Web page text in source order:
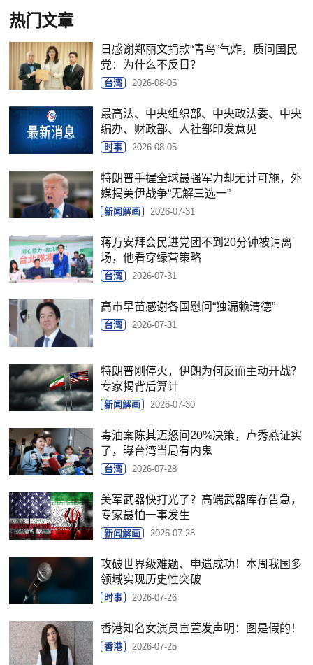
热门文章
日感谢郑丽文捐款“青鸟”气炸，质问国民
党：为什么不反日？
台湾 2026-08-05
最高法、中央组织部、中央政法委、中央
编办、财政部、人社部印发意见
时事 2026-08-05
特朗普手握全球最强军力却无计可施，外
媒揭美伊战争“无解三选一”
新闻解画 2026-07-31
蒋万安拜会民进党团不到20分钟被请离
场，他看穿绿营策略
台湾 2026-07-31
高市早苗感谢各国慰问“独漏赖清德”
台湾 2026-07-31
特朗普刚停火，伊朗为何反而主动开战？
专家揭背后算计
新闻解画 2026-07-30
毒油案陈其迈怒问20%决策，卢秀燕证实
了，曝台湾当局有内鬼
台湾 2026-07-28
美军武器快打光了？高端武器库存告急，
专家最怕一事发生
新闻解画 2026-07-28
攻破世界级难题、申遗成功！本周我国多
领域实现历史性突破
时事 2026-07-26
香港知名女演员宣萱发声明：图是假的！
香港 2026-07-25